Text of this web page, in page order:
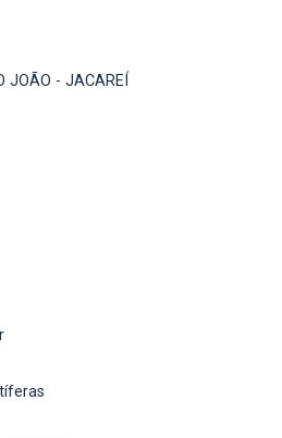
JOÃO - JACAREÍ